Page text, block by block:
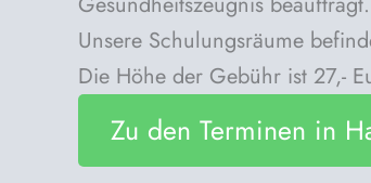
Unsere Schulungsräume
Die Höhe der Gebühr ist 27,-
Zu den Terminen in